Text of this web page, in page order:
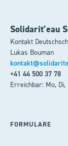
Solidarit’eau
Kontakt
Lukas Bouman
Erreichbar: Mo,
+41 44 500 37 78
FORMULARE